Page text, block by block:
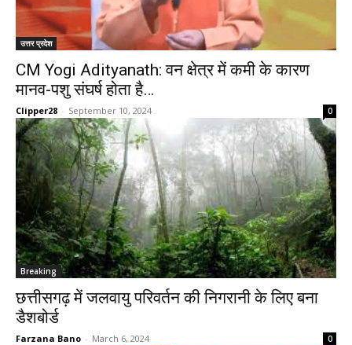
उत्तर प्रदेश
CM Yogi Adityanath: वन क्षेत्र में कमी के कारण
मानव-पशु संघर्ष होता है…
Clipper28 - September 10, 2024 0
Breaking
छत्तीसगढ़ में जलवायु परिवर्तन की निगरानी के लिए बना
डैशबोर्ड
Farzana Bano - March 6, 2024 0